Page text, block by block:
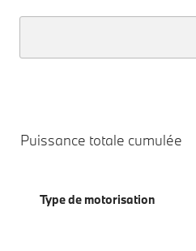
Puissance totale cumulée
Type de motorisation